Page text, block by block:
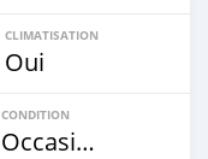
CLIMATISATION
Oui
CONDITION
Occasion